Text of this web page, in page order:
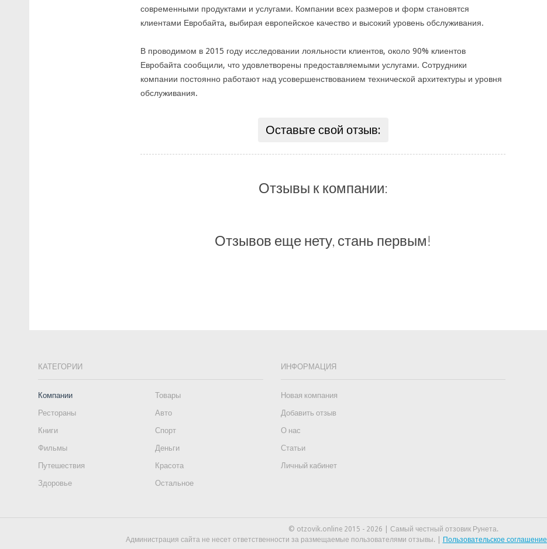
современными продуктами и услугами. Компании всех размеров и форм становятся
клиентами Евробайта, выбирая европейское качество и высокий уровень обслуживания.
В проводимом в 2015 году исследовании лояльности клиентов, около 90% клиентов
Евробайта сообщили, что удовлетворены предоставляемыми услугами. Сотрудники
компании постоянно работают над усовершенствованием технической архитектуры и уровня
обслуживания.
Оставьте свой отзыв:
Отзывы к компании:
Отзывов еще нету, стань первым!
КАТЕГОРИИ
Компании
Товары
Рестораны
Авто
Книги
Спорт
Фильмы
Деньги
Путешествия
Красота
Здоровье
Остальное
ИНФОРМАЦИЯ
Новая компания
Добавить отзыв
О нас
Статьи
Личный кабинет
© otzovik.online 2015 - 2026 | Самый честный отзовик Рунета.
Администрация сайта не несет ответственности за размещаемые пользователями отзывы. |
Пользовательское соглашение